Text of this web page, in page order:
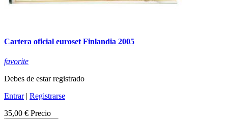
Cartera oficial euroset Finlandia 2005
favorite
Debes de estar registrado
Entrar| Registrarse
35,00 € Precio